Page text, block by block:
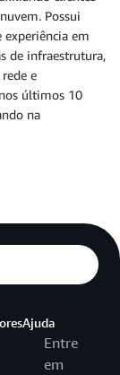
Possui
experiência em
de infraestrutura,
e
últimos 10
na
Ajuda
Entre
em